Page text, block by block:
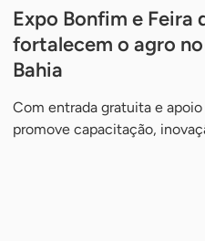
Expo Bonfim e Feira
fortalecem o agro
Bahia
Com entrada gratuita e
promove capacitação,